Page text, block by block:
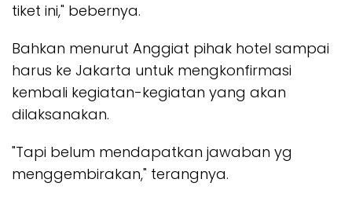
tiket ini," bebernya.
Bahkan menurut Anggiat pihak hotel sampai
harus ke Jakarta untuk mengkonfirmasi
kembali kegiatan-kegiatan yang akan
dilaksanakan.
"Tapi belum mendapatkan jawaban yg
menggembirakan," terangnya.